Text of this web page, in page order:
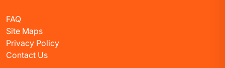
FAQ
Site Maps
Privacy Policy
Contact Us